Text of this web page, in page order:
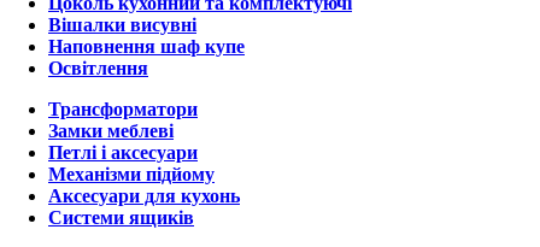
Вішалки висувні
Наповнення шаф купе
Освітлення
Трансформатори
Замки меблеві
Петлі і аксесуари
Механізми підйому
Аксесуари для кухонь
Системи ящиків